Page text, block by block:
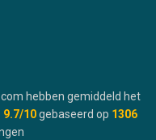
hebben gemiddeld het
9.7/10 gebaseerd op 1306